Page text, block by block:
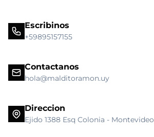
Escribinos
+59895157155
Contactanos
hola@malditoramon.uy
Direccion
Ejido 1388 Esq Colonia - Montevideo